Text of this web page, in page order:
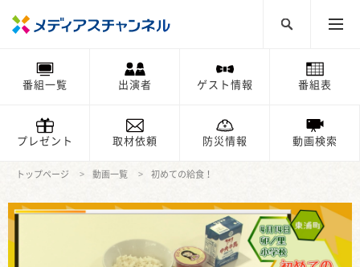
番組一覧 出演者 ゲスト情報 番組表
プレゼント 取材依頼 防災情報 動画検索
トップページ 動画一覧 初めての給食！